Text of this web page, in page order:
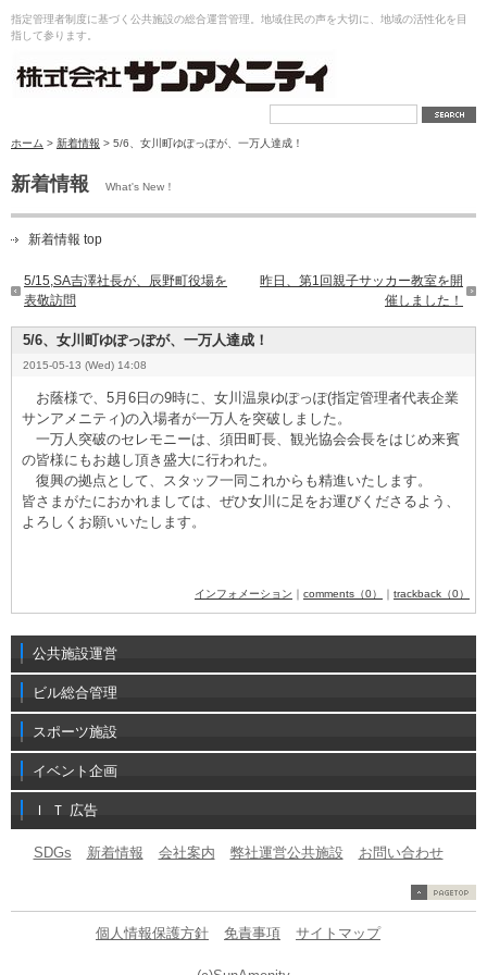
指定管理者制度に基づく公共施設の総合運営管理。地域住民の声を大切に、地域の活性化を目
指して参ります。
ホーム > 新着情報 > 5/6、女川町ゆぽっぽが、一万人達成！
新着情報 What's New！
新着情報 top
5/15,SA吉澤社長が、辰野町役場を
表敬訪問
昨日、第1回親子サッカー教室を開
催しました！
5/6、女川町ゆぽっぽが、一万人達成！
2015-05-13 (Wed) 14:08
お蔭様で、5月6日の9時に、女川温泉ゆぽっぽ(指定管理者代表企業
サンアメニティ)の入場者が一万人を突破しました。
一万人突破のセレモニーは、須田町長、観光協会会長をはじめ来賓
の皆様にもお越し頂き盛大に行われた。
復興の拠点として、スタッフ一同これからも精進いたします。
皆さまがたにおかれましては、ぜひ女川に足をお運びくださるよう、
よろしくお願いいたします。
インフォメーション ｜ comments（0） ｜ trackback（0）
公共施設運営
ビル総合管理
スポーツ施設
イベント企画
Ｉ Ｔ 広告
SDGs 新着情報 会社案内 弊社運営公共施設 お問い合わせ
個人情報保護方針 免責事項 サイトマップ